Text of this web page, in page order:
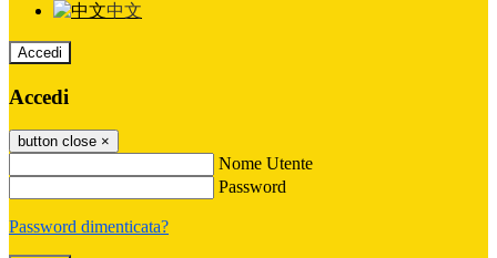
中文
Accedi
Accedi
button close ×
Nome Utente
Password
Password dimenticata?